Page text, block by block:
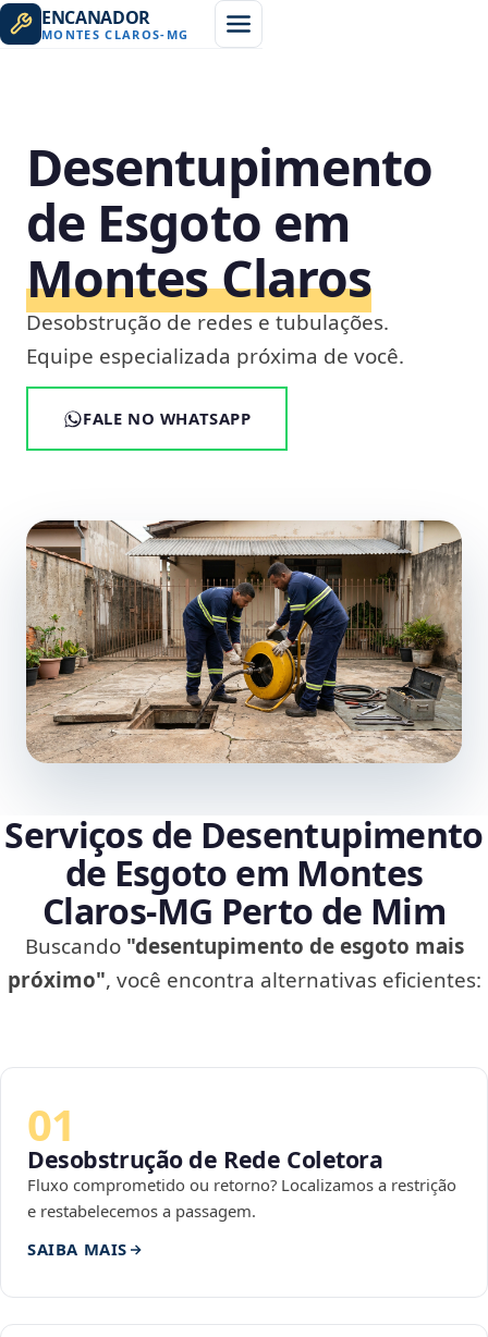
ENCANADOR
MONTES CLAROS- MG
Desentupimento
de Esgoto em
Montes Claros
Desobstrução de redes e tubulações.
Equipe especializada próxima de você.
FALE NO WHATSAPP
Serviços de Desentupimento
de Esgoto em Montes
Claros‑MG Perto de Mim
Buscando "desentupimento de esgoto mais
próximo", você encontra alternativas eficientes:
01
Desobstrução de Rede Coletora
Fluxo comprometido ou retorno? Localizamos a restrição
e restabelecemos a passagem.
SAIBA MAIS